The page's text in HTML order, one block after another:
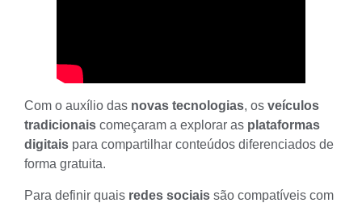
Com o auxílio das novas tecnologias, os veículos
tradicionais começaram a explorar as plataformas
digitais para compartilhar conteúdos diferenciados de
forma gratuita.
Para definir quais redes sociais são compatíveis com